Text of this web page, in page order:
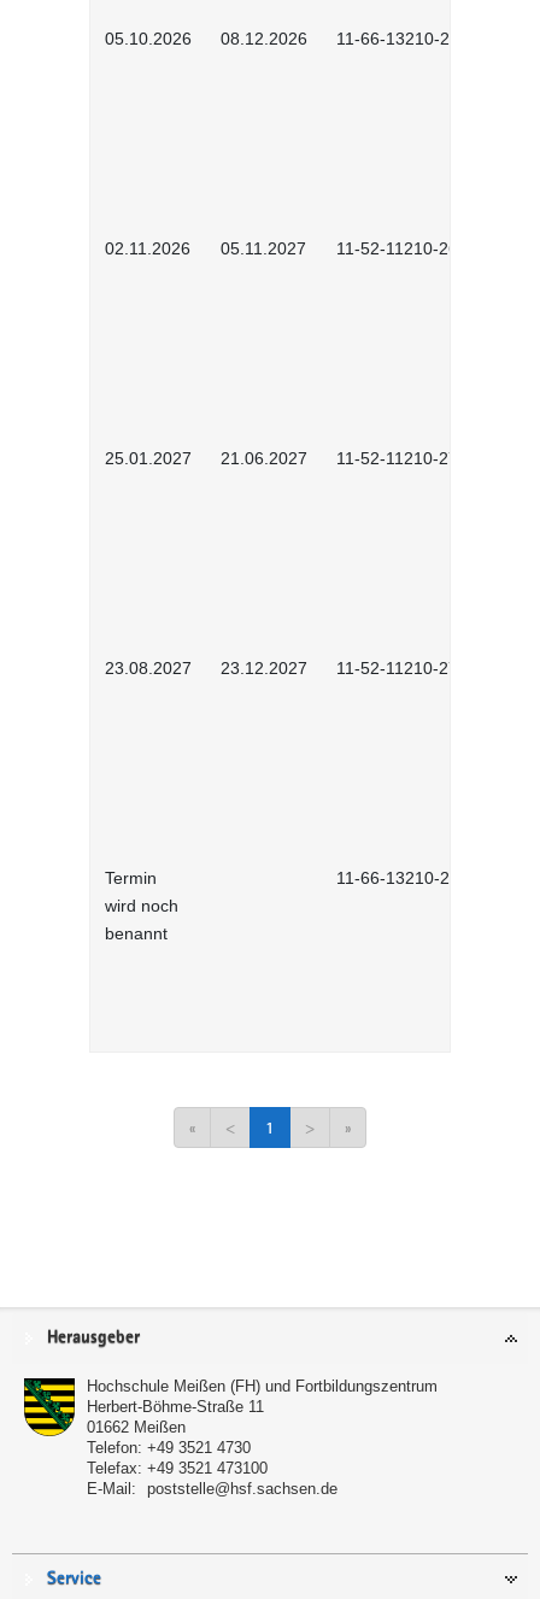
05.10.2026 08.12.2026 11-66-13210-2602
02.11.2026 05.11.2027 11-52-11210-2604
25.01.2027 21.06.2027 11-52-11210-2701
23.08.2027 23.12.2027 11-52-11210-2702
Termin
wird noch
benannt
11-66-13210-2701
« < 1 > »
Service
Herausgeber
Hochschule Meißen (FH) und Fortbildungszentrum
Herbert-Böhme-Straße 11
01662 Meißen
Telefon: +49 3521 4730
Telefax: +49 3521 473100
E-Mail:
poststelle@hsf.sachsen.de
Service